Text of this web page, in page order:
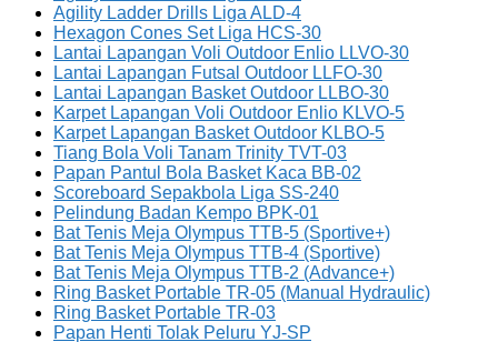
Agility Ladder Drills Liga ALD-4
Hexagon Cones Set Liga HCS-30
Lantai Lapangan Voli Outdoor Enlio LLVO-30
Lantai Lapangan Futsal Outdoor LLFO-30
Lantai Lapangan Basket Outdoor LLBO-30
Karpet Lapangan Voli Outdoor Enlio KLVO-5
Karpet Lapangan Basket Outdoor KLBO-5
Tiang Bola Voli Tanam Trinity TVT-03
Papan Pantul Bola Basket Kaca BB-02
Scoreboard Sepakbola Liga SS-240
Pelindung Badan Kempo BPK-01
Bat Tenis Meja Olympus TTB-5 (Sportive+)
Bat Tenis Meja Olympus TTB-4 (Sportive)
Bat Tenis Meja Olympus TTB-2 (Advance+)
Ring Basket Portable TR-05 (Manual Hydraulic)
Ring Basket Portable TR-03
Papan Henti Tolak Peluru YJ-SP